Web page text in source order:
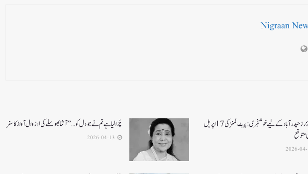
Nigraan
سن رائزرز حیدرآباد کے لیے خوشخبری: پیٹ کمنز کی 17 اپریل
متوقع
چُرا لیا ہے تم نے جو دل کو…” آشا بھوسلے کی لازوال آواز کا سفر